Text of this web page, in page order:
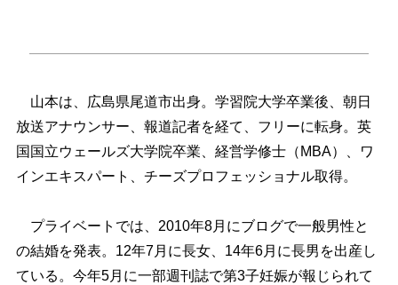
山本は、広島県尾道市出身。学習院大学卒業後、朝日
放送アナウンサー、報道記者を経て、フリーに転身。英
国国立ウェールズ大学院卒業、経営学修士（MBA）、ワ
インエキスパート、チーズプロフェッショナル取得。
プライベートでは、2010年8月にブログで一般男性と
の結婚を発表。12年7月に長女、14年6月に長男を出産し
ている。今年5月に一部週刊誌で第3子妊娠が報じられて